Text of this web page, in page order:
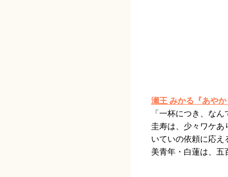
瀬王 みかる『あや
「一杯につき、な
圭寿は、少々ワケあ
いていの依頼に応え
美青年・白蓮は、